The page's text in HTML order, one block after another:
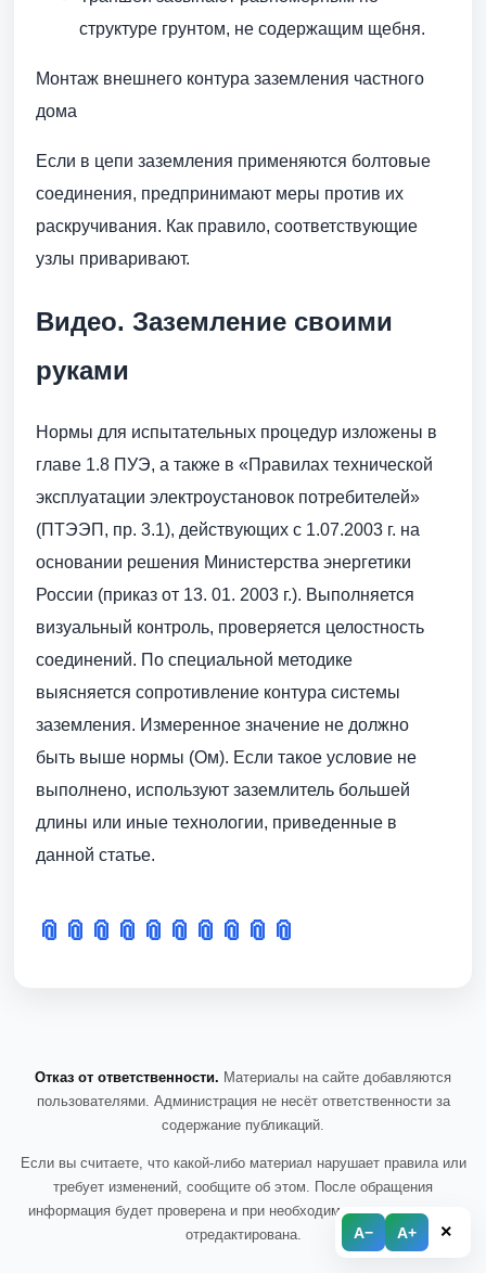
A− A+ ×
структуре грунтом, не содержащим щебня.
Монтаж внешнего контура заземления частного
дома
Если в цепи заземления применяются болтовые
соединения, предпринимают меры против их
раскручивания. Как правило, соответствующие
узлы приваривают.
Видео. Заземление своими
руками
Нормы для испытательных процедур изложены в
главе 1.8 ПУЭ, а также в «Правилах технической
эксплуатации электроустановок потребителей»
(ПТЭЭП, пр. 3.1), действующих с 1.07.2003 г. на
основании решения Министерства энергетики
России (приказ от 13. 01. 2003 г.). Выполняется
визуальный контроль, проверяется целостность
соединений. По специальной методике
выясняется сопротивление контура системы
заземления. Измеренное значение не должно
быть выше нормы (Ом). Если такое условие не
выполнено, используют заземлитель большей
длины или иные технологии, приведенные в
данной статье.
📎 📎 📎 📎 📎 📎 📎 📎 📎 📎
Отказ от ответственности. Материалы на сайте добавляются
пользователями. Администрация не несёт ответственности за
содержание публикаций.
Если вы считаете, что какой-либо материал нарушает правила или
требует изменений, сообщите об этом. После обращения
информация будет проверена и при необходимости удалена или
отредактирована.